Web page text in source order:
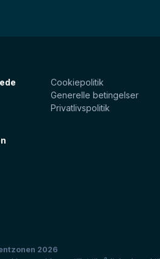
Cookiepolitik
Generelle betingelser
Privatlivspolitik
2026